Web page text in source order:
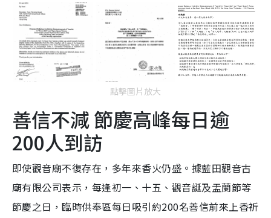
點擊圖片放大
善信不減 節慶高峰每日逾
200人到訪
即使觀音廟不復存在，多年來香火仍盛。據藍田觀音古
廟有限公司表示，每逢初一、十五、觀音誕及盂蘭節等
節慶之日，臨時供奉區每日吸引約200名善信前來上香祈